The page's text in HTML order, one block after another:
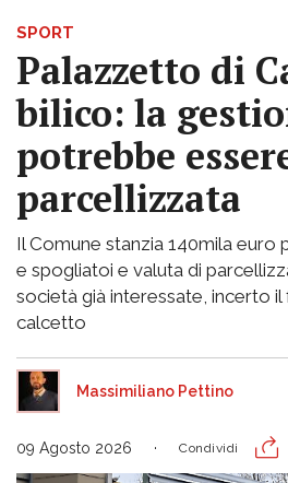
SPORT
Palazzetto di
bilico: la
potrebbe
parcellizzata
Il Comune stanzia 140mila euro
e spogliatoi e valuta di
società già interessate, incerto
calcetto
Massimiliano Pettino
09 Agosto 2026 Condividi